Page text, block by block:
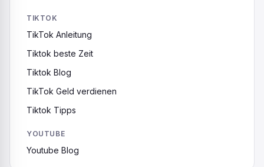
TIKTOK
TikTok Anleitung
Tiktok beste Zeit
Tiktok Blog
TikTok Geld verdienen
Tiktok Tipps
YOUTUBE
Youtube Blog